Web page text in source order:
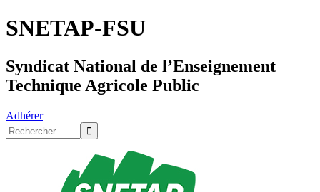
SNETAP-FSU
Syndicat National de l’Enseignement
Technique Agricole Public
Adhérer